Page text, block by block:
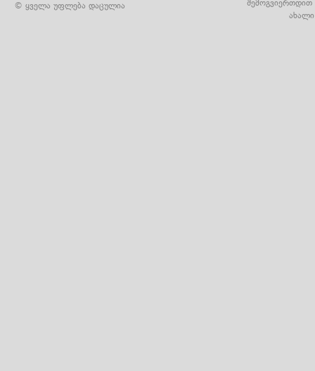
© ყველა უფლება დაცულია
შემოგვიერთდით
ახალი